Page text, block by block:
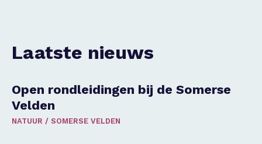
Laatste nieuws
Open rondleidingen bij de Somerse
Velden
NATUUR / SOMERSE VELDEN